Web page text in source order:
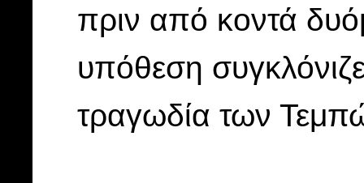
πριν από κοντά
υπόθεση
τραγωδία των